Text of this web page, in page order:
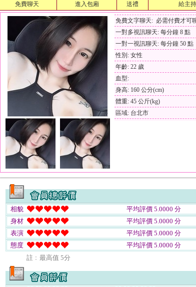
免費聊天 進入包廂 送禮 給主
免費文字聊天: 必需付費才可
一對多視訊聊天: 每分鐘 8 點
一對一視訊聊天: 每分鐘 50 點
性別: 女性
年齡: 22 歲
血型:
身高: 160 公分(cm)
體重: 45 公斤(kg)
區域: 台北市
相貌
平均評價 5.0000 分
身材
平均評價 5.0000 分
表演
平均評價 5.0000 分
態度
平均評價 5.0000 分
註﹕最高值 5分